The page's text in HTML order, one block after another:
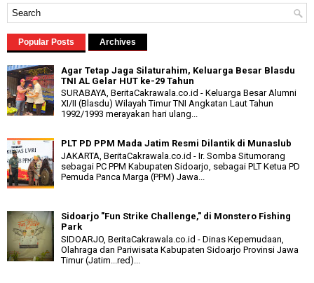
Popular Posts Archives
Agar Tetap Jaga Silaturahim, Keluarga Besar Blasdu
TNI AL Gelar HUT ke-29 Tahun
SURABAYA, BeritaCakrawala.co.id - Keluarga Besar Alumni
XI/II (Blasdu) Wilayah Timur TNI Angkatan Laut Tahun
1992/1993 merayakan hari ulang...
PLT PD PPM Mada Jatim Resmi Dilantik di Munaslub
JAKARTA, BeritaCakrawala.co.id - Ir. Somba Situmorang
sebagai PC PPM Kabupaten Sidoarjo, sebagai PLT Ketua PD
Pemuda Panca Marga (PPM) Jawa...
Sidoarjo "Fun Strike Challenge," di Monstero Fishing
Park
SIDOARJO, BeritaCakrawala.co.id - Dinas Kepemudaan,
Olahraga dan Pariwisata Kabupaten Sidoarjo Provinsi Jawa
Timur (Jatim...red)...